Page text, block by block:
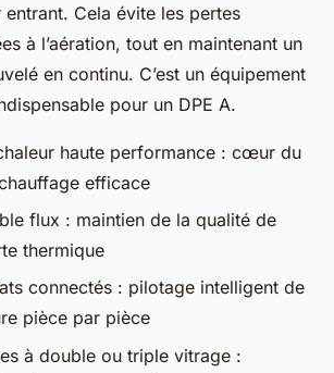
entrant. Cela évite les pertes
à l’aération, tout en maintenant un
en continu. C’est un équipement
pour un DPE A.
haute performance : cœur du
efficace
flux : maintien de la qualité de
thermique
connectés : pilotage intelligent de
pièce par pièce
à double ou triple vitrage :